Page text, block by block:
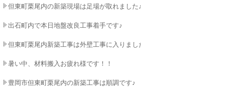
但東町栗尾内の新築現場は足場が取れました♪
出石町内で本日地盤改良工事着手です♪
但東町栗尾内新築工事は外壁工事に入りました♪
暑い中、材料搬入お疲れ様です！！
豊岡市但東町栗尾内の新築工事は順調です♪